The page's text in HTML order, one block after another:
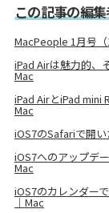
この記事の編
MacPeople 1月号（
iPad Airは魅力的、
Mac
iPad AirとiPad mini
Mac
iOS7のSafariで開
iOS7へのアップデ
Mac
iOS7のカレンダー
｜Mac